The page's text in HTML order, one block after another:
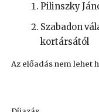
Pilinszky
Szabadon
kortársától
Az előadás nem lehet